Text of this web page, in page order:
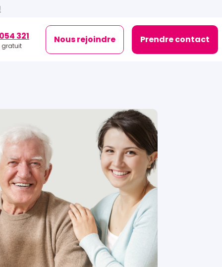
321
gratuit
Nous rejoindre Prendre contact